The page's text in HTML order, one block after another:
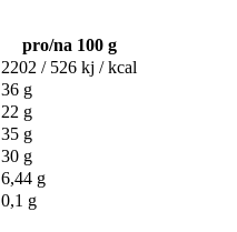
pro/na 100 g
2202 / 526 kj / kcal
36 g
22 g
35 g
30 g
6,44 g
0,1 g